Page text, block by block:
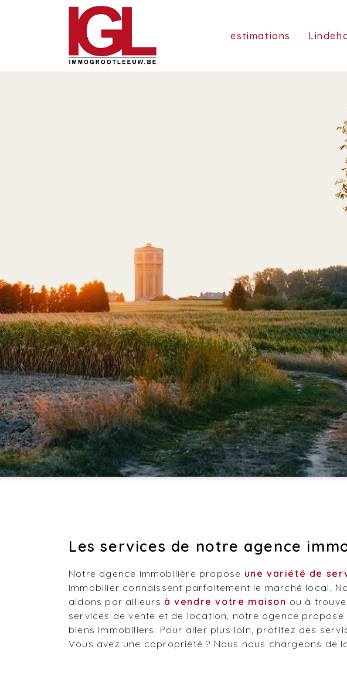
estimations
Les services de notre agence
Notre agence immobilière propose une variété de
immobilier connaissent parfaitement le marché local.
aidons par ailleurs à vendre votre maison ou à
services de vente et de location, notre agence
biens immobiliers. Pour aller plus loin, profitez des
Vous avez une copropriété ? Nous nous chargeons de